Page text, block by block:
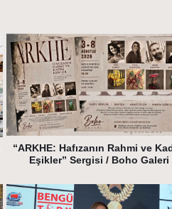
“ARKHE: Hafızanın Rahmi ve
Eşikler” Sergisi / Boho Galeri